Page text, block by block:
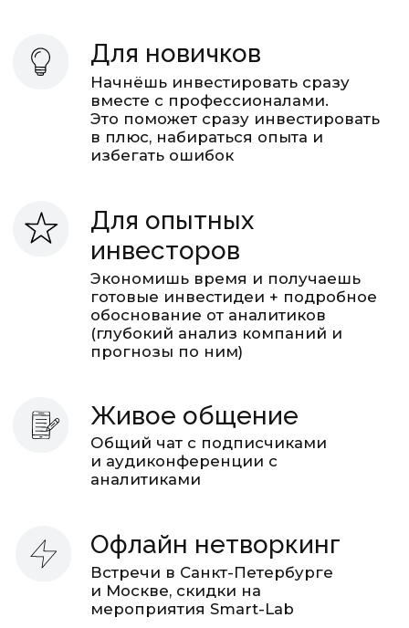
и Москве, скидки на
мероприятия Smart-Lab
Офлайн нетворкинг
РЕЗУЛЬТАТЫ
Идеи Мозговика в 2023-2026,
на которых мы заработали вместе с
подписчиками!